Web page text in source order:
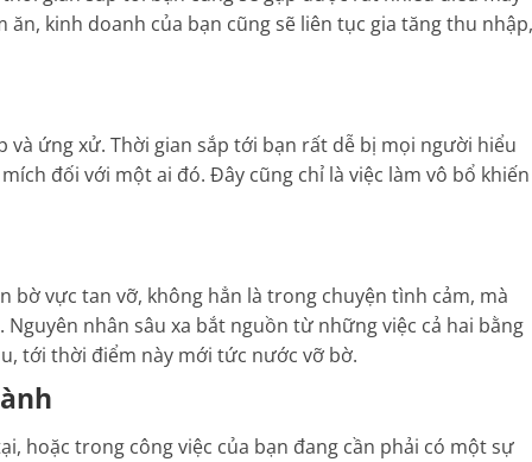
kinh doanh của bạn cũng sẽ liên tục gia tăng thu nhập,
và ứng xử. Thời gian sắp tới bạn rất dễ bị mọi người hiểu
đối với một ai đó. Đây cũng chỉ là việc làm vô bổ khiến
bờ vực tan vỡ, không hẳn là trong chuyện tình cảm, mà
nhân sâu xa bắt nguồn từ những việc cả hai bằng
tới thời điểm này mới tức nước vỡ bờ.
hoặc trong công việc của bạn đang cần phải có một sự